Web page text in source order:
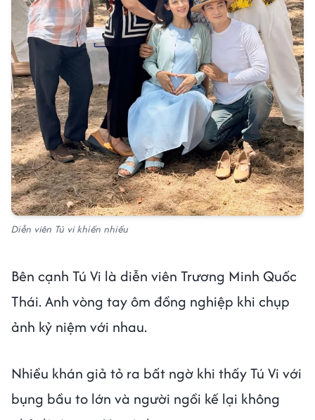
Diễn viên Tú vi khiến nhiều
Bên cạnh Tú Vi là diễn viên Trương Minh Quốc
Thái. Anh vòng tay ôm đồng nghiệp khi chụp
ảnh kỷ niệm với nhau.
Nhiều khán giả tỏ ra bất ngờ khi thấy Tú Vi với
bụng bầu to lớn và người ngồi kế lại không